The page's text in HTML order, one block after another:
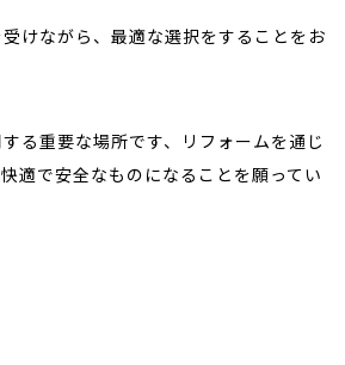
けながら、最適な選択をすることをお
る重要な場所です、リフォームを通じ
適で安全なものになることを願ってい